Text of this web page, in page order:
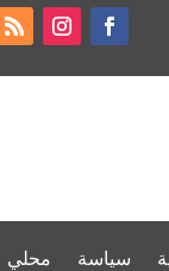
محلي سياسة